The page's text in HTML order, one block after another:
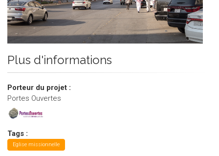
Plus d'informations
Porteur du projet :
Portes Ouvertes
Tags :
Eglise missionnelle